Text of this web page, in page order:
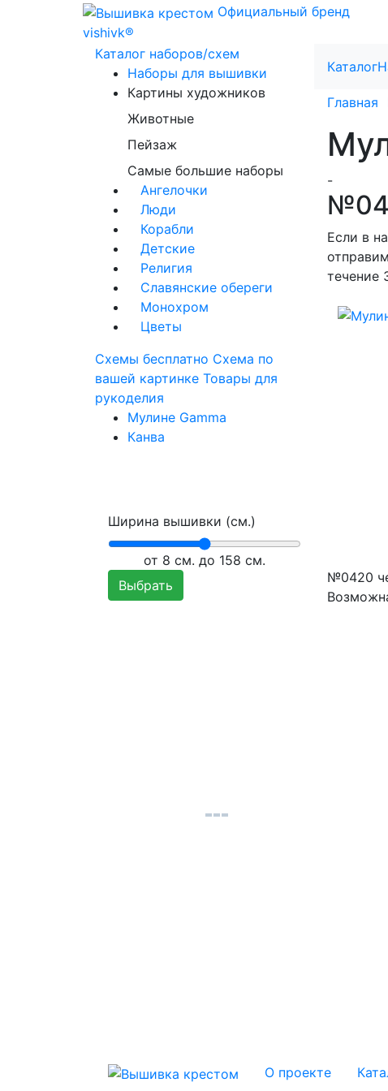
Официальный бренд
vishivk®
Каталог наборов/схем
Наборы для вышивки
Картины художников
Животные
Пейзаж
Самые большие наборы
Ангелочки
Люди
Корабли
Детские
Религия
Славянские обереги
Монохром
Цветы
Схемы бесплатно Схема по
вашей картинке Товары для
рукоделия
Мулине Gamma
Канва
Ширина вышивки (см.)
от 8 см. до 158 см.
Выбрать
Каталог
Главная
-
Если в
течение
№0420
О проекте